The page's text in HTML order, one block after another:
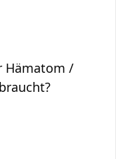
Hämatom /